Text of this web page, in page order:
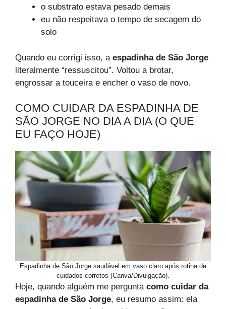
o substrato estava pesado demais
eu não respeitava o tempo de secagem do
solo
Quando eu corrigi isso, a espadinha de São Jorge
literalmente “ressuscitou”. Voltou a brotar,
engrossar a touceira e encher o vaso de novo.
COMO CUIDAR DA ESPADINHA DE
SÃO JORGE NO DIA A DIA (O QUE
EU FAÇO HOJE)
Espadinha de São Jorge saudável em vaso claro após rotina de
cuidados corretos (Canva/Divulgação).
Hoje, quando alguém me pergunta como cuidar da
espadinha de São Jorge, eu resumo assim: ela